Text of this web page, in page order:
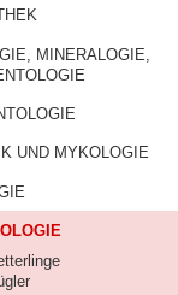
MINERALOGIE,
UND MYKOLOGIE